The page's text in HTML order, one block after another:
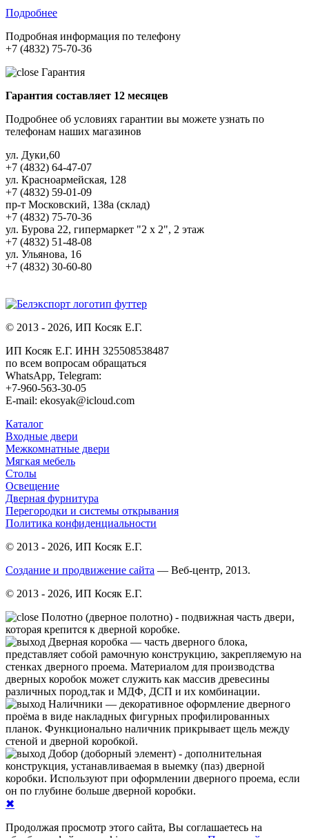
Подробнее
Подробная информация по телефону
+7 (4832) 75-70-36
Гарантия
Гарантия составляет 12 месяцев
Подробнее об условиях гарантии вы можете узнать по
телефонам наших магазинов
ул. Дуки,60
+7 (4832) 64-47-07
ул. Красноармейская, 128
+7 (4832) 59-01-09
пр-т Московский, 138а (склад)
+7 (4832) 75-70-36
ул. Бурова 22, гипермаркет "2 х 2", 2 этаж
+7 (4832) 51-48-08
ул. Ульянова, 16
+7 (4832) 30-60-80
© 2013 - 2026, ИП Косяк Е.Г.
ИП Косяк Е.Г. ИНН 325508538487
по всем вопросам обращаться
WhatsApp, Telegram:
+7-960-563-30-05
E-mail: ekosyak@icloud.com
Каталог
Входные двери
Межкомнатные двери
Мягкая мебель
Столы
Освещение
Дверная фурнитура
Перегородки и системы открывания
Политика конфиденциальности
© 2013 - 2026, ИП Косяк Е.Г.
Создание и продвижение сайта — Веб-центр, 2013.
© 2013 - 2026, ИП Косяк Е.Г.
Полотно (дверное полотно) - подвижная часть двери,
которая крепится к дверной коробке.
Дверная коробка — часть дверного блока,
представляет собой рамочную конструкцию, закрепляемую на
стенках дверного проема. Материалом для производства
дверных коробок может служить как массив древесины
различных пород,так и МДФ, ДСП и их комбинации.
Нали́чники — декоративное оформление дверного
проёма в виде накладных фигурных профилированных
планок. Функционально наличник прикрывает щель между
стеной и дверной коробкой.
Добор (доборный элемент) - дополнительная
конструкция, устанавливаемая в выемку (паз) дверной
коробки. Используют при оформлении дверного проема, если
он по глубине больше дверной коробки.
✖
Продолжая просмотр этого сайта, Вы соглашаетесь на